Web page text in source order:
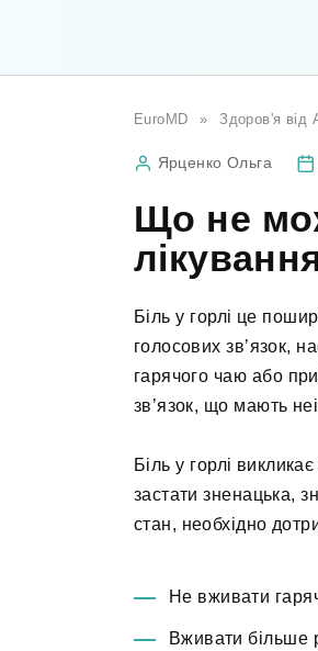
EuroMD » Здоров'я від
Ярценко Ольга
Що не
Біль у горлі це
голосових зв’язок,
гарячого чаю або
зв’язок, що мають
Біль у горлі
застати зненацька,
стан, необхідно
Не вживати
Вживати більше